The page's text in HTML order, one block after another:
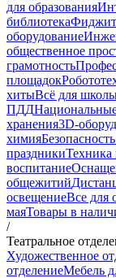
для образования
библиотека
оборудование
общественное
грамотность
площадок
хитыВсё для
ПДД
хранения3D-
химия
праздникиТехника
воспитание
общежитий
освещениеВсе для
маяТовары в
/
Театральное
Художественное
отделениеМебель